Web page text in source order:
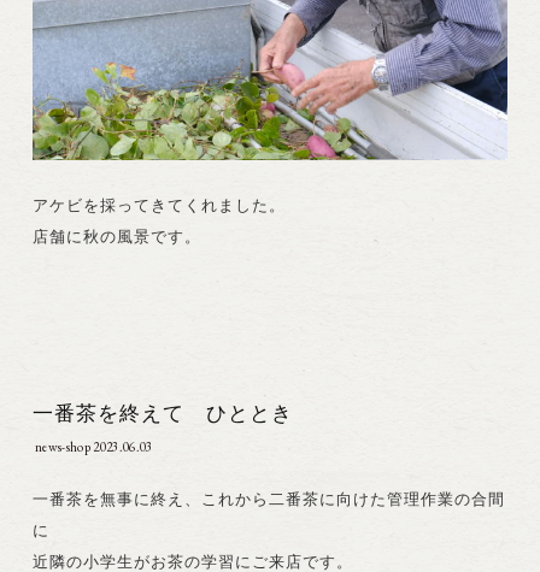
アケビを採ってきてくれました。
店舗に秋の風景です。
一番茶を終えて ひととき
news-shop 2023.06.03
一番茶を無事に終え、これから二番茶に向けた管理作業の合間
に
近隣の小学生がお茶の学習にご来店です。